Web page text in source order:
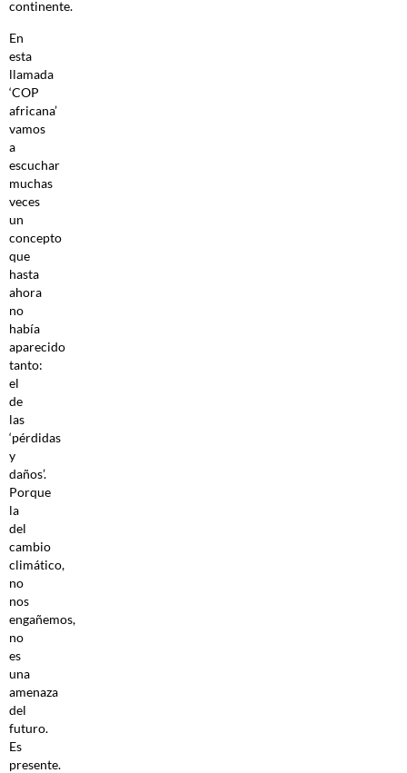
continente.
En
esta
llamada
‘COP
africana’
vamos
a
escuchar
muchas
veces
un
concepto
que
hasta
ahora
no
había
aparecido
tanto:
el
de
las
‘pérdidas
y
daños’.
Porque
la
del
cambio
climático,
no
nos
engañemos,
no
es
una
amenaza
del
futuro.
Es
presente.